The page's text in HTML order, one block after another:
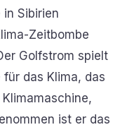
Sibirien
Zeitbombe
Golfstrom spielt
das Klima, das
ist er das